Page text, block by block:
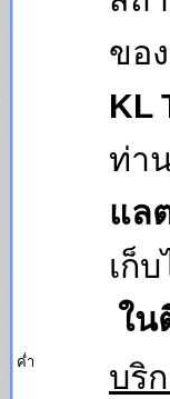
ขอ
KL
ท่า
แล
เก็
ใน
ค่ำ
บริ